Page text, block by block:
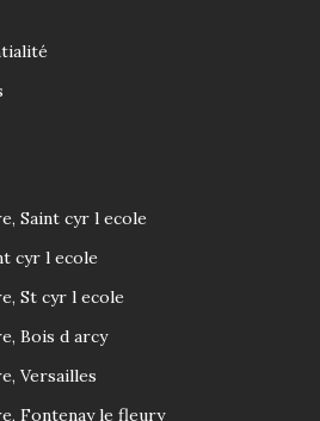
Saint cyr l ecole
cyr l ecole
St cyr l ecole
Bois d arcy
Versailles
Fontenay le fleury